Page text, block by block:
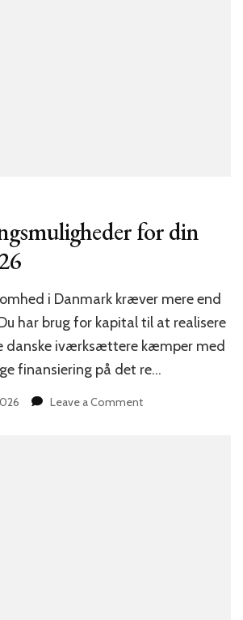
for din
i Danmark kræver mere end
har brug for kapital til at realisere
danske iværksættere kæmper med
finansiering på det re…
Leave a Commenton